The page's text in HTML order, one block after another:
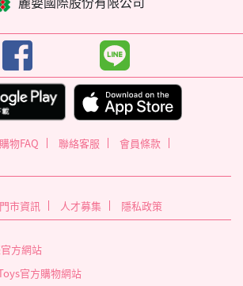
購物FAQ 聯絡客服
會員條款
門市資訊 人才募集 隱私政策
方網站
官方購物網站